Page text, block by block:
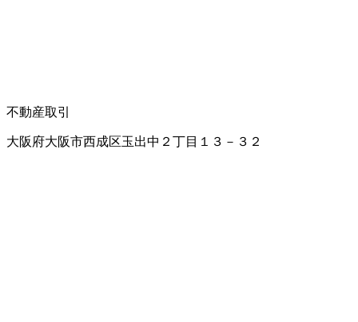
不動産取引
大阪府大阪市西成区玉出中２丁目１３－３２